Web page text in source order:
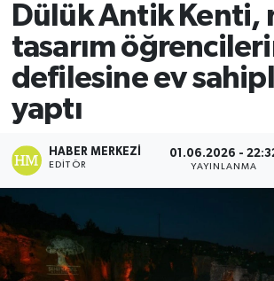
Dülük Antik Kenti,
tasarım
defilesine ev
yaptı
HABER MERKEZI
EDITÖR
01.06.2026 -
YAYINLANMA
Kültür & Sanat
Politika
Spor
Turizm
Süper Lig Puan Durumu ve
Tüm Manşetler
Son Dakika Haberleri
Haber Arşivi